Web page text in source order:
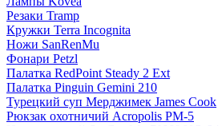
Резаки Tramp
Кружки Terra Incognita
Ножи SanRenMu
Фонари Petzl
Палатка RedPoint Steady 2 Ext
Палатка Pinguin Gemini 210
Турецкий суп Мерджимек James Cook
Рюкзак охотничий Acropolis РМ-5